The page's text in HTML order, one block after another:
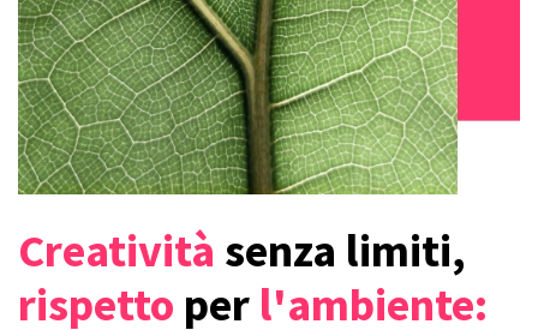
Creatività senza limiti,
rispetto per l'ambiente: